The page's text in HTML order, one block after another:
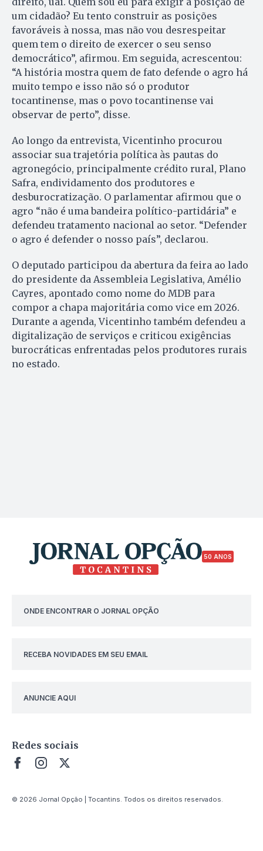
um cidadão? Eu tento construir as posições
favoráveis à nossa, mas não vou desrespeitar
quem tem o direito de exercer o seu senso
democrático”, afirmou. Em seguida, acrescentou:
“A história mostra quem de fato defende o agro há
muito tempo e isso não só o produtor
tocantinense, mas o povo tocantinense vai
observar de perto”, disse.
Ao longo da entrevista, Vicentinho procurou
associar sua trajetória política às pautas do
agronegócio, principalmente crédito rural, Plano
Safra, endividamento dos produtores e
desburocratização. O parlamentar afirmou que o
agro “não é uma bandeira político-partidária” e
defendeu tratamento nacional ao setor. “Defender
o agro é defender o nosso país”, declarou.
O deputado participou da abertura da feira ao lado
do presidente da Assembleia Legislativa, Amélio
Cayres, apontado como nome do MDB para
compor a chapa majoritária como vice em 2026.
Durante a agenda, Vicentinho também defendeu a
digitalização de serviços e criticou exigências
burocráticas enfrentadas pelos produtores rurais
no estado.
50 ANOS
ONDE ENCONTRAR O JORNAL OPÇÃO
RECEBA NOVIDADES EM SEU EMAIL
ANUNCIE AQUI
Redes sociais
© 2026 Jornal Opção | Tocantins. Todos os direitos reservados.